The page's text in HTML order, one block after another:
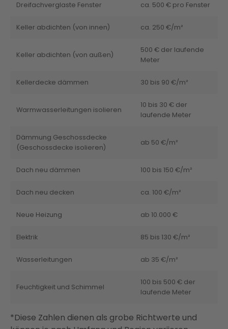
Dreifachverglaste Fenster ca. 500 € pro Fenster
Keller abdichten (von innen) ca. 250 €/m²
Keller abdichten (von außen)
500 € der laufende
Meter
Kellerdecke dämmen 30 bis 90 €/m²
Warmwasserleitungen isolieren
10 bis 30 € der
laufende Meter
Dämmung Geschossdecke
(Geschossdecke isolieren)
ab 50 €/m²
Dach neu dämmen 100 bis 150 €/m²
Dach neu decken ca. 100 €/m²
Neue Heizung ab 10.000 €
Elektrik 85 bis 130 €/m²
Wasserleitungen ab 35 €/m²
Feuchtigkeit und Schimmel
100 bis 500 € der
laufende Meter
*Diese Zahlen dienen als grobe Richtwerte und